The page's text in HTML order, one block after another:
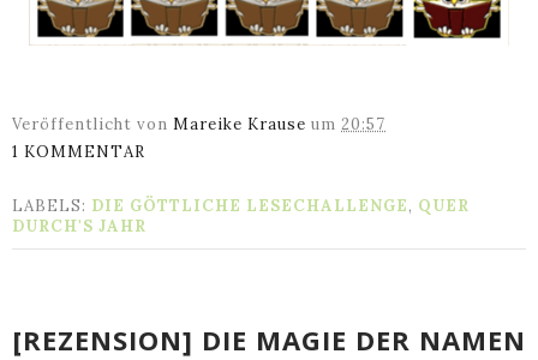
Veröffentlicht von Mareike Krause um 20:57
1 KOMMENTAR
LABELS: DIE GÖTTLICHE LESECHALLENGE, QUER
DURCH'S JAHR
[REZENSION] DIE MAGIE DER NAMEN